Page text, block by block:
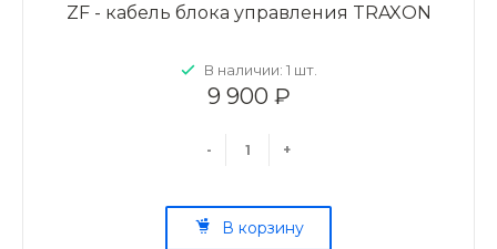
ZF - кабель блока управления TRAXON
В наличии: 1 шт.
9 900 ₽
- +
В корзину